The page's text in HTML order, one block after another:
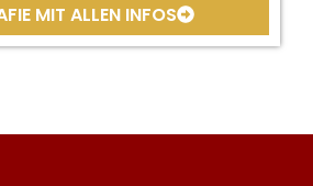
MIT ALLEN INFOS